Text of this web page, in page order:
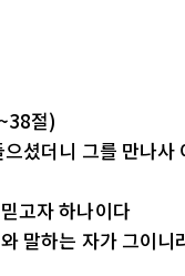
절)
셨더니 그를 만나사
고자 하나이다
말하는 자가 그이니